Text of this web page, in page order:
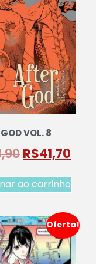
VOL. 8
R$41,70
ao carrinho
Oferta!